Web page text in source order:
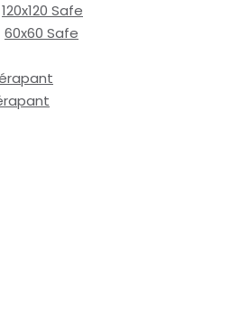
120x120 Safe
60x60 Safe